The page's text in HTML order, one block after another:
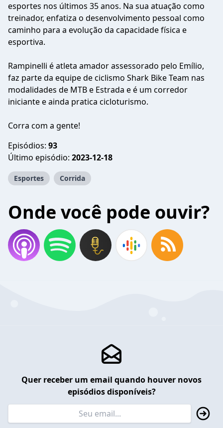
esportes nos últimos 35 anos. Na sua atuação como
treinador, enfatiza o desenvolvimento pessoal como
caminho para a evolução da capacidade física e
esportiva.
Rampinelli é atleta amador assessorado pelo Emílio,
faz parte da equipe de ciclismo Shark Bike Team nas
modalidades de MTB e Estrada e é um corredor
iniciante e ainda pratica cicloturismo.
Corra com a gente!
Episódios: 93
Último episódio: 2023-12-18
Esportes Corrida
Onde você pode ouvir?
Quer receber um email quando houver novos
episódios disponíveis?